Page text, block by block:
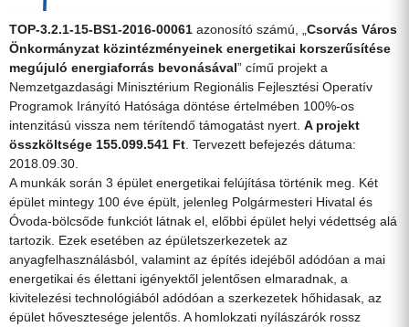
TOP-3.2.1-15-BS1-2016-00061 azonosító számú, „ Csorvás Város
Önkormányzat közintézményeinek energetikai korszerűsítése
megújuló energiaforrás bevonásával” című projekt a
Nemzetgazdasági Minisztérium Regionális Fejlesztési Operatív
Programok Irányító Hatósága döntése értelmében 100%-os
intenzitású vissza nem térítendő támogatást nyert. A projekt
összköltsége 155.099.541 Ft . Tervezett befejezés dátuma:
2018.09.30.
A munkák során 3 épület energetikai felújítása történik meg. Két
épület mintegy 100 éve épült, jelenleg Polgármesteri Hivatal és
Óvoda-bölcsőde funkciót látnak el, előbbi épület helyi védettség alá
tartozik. Ezek esetében az épületszerkezetek az
anyagfelhasználásból, valamint az építés idejéből adódóan a mai
energetikai és élettani igényektől jelentősen elmaradnak, a
kivitelezési technológiából adódóan a szerkezetek hőhidasak, az
épület hővesztesége jelentős. A homlokzati nyílászárók rossz